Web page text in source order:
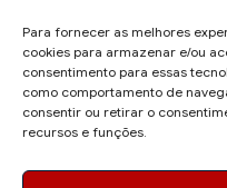
Para fornecer as melhores
cookies para armazenar e/ou
consentimento para essas
como comportamento de
consentir ou retirar o
recursos e funções.
FALE CONOSCO
Sugestões de Pauta: